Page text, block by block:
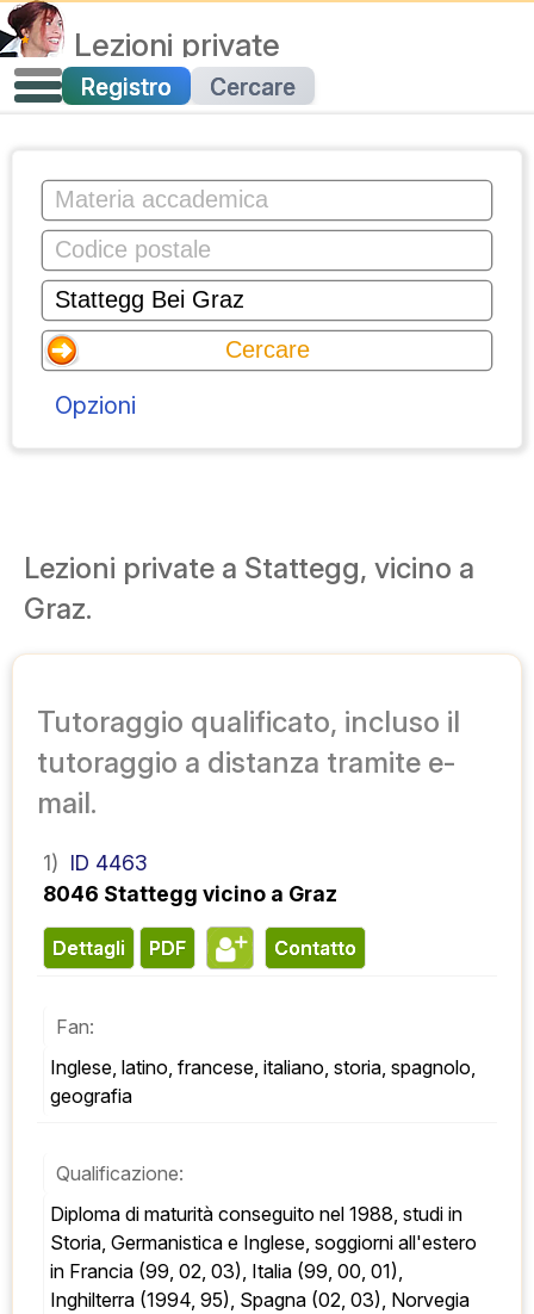
Lezioni private
Registro Cercare
Opzioni
Lezioni private a Stattegg, vicino a
Graz.
Tutoraggio qualificato, incluso il
tutoraggio a distanza tramite e-
mail.
1) ID 4463
8046 Stattegg vicino a Graz
Dettagli PDF contatto
Fan:
Inglese, latino, francese, italiano, storia, spagnolo,
geografia
Qualificazione:
Diploma di maturità conseguito nel 1988, studi in
Storia, Germanistica e Inglese, soggiorni all'estero
in Francia (99, 02, 03), Italia (99, 00, 01),
Inghilterra (1994, 95), Spagna (02, 03), Norvegia